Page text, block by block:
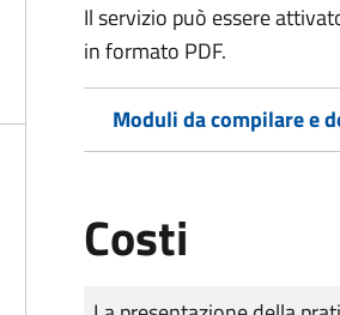
Il servizio può essere
in formato PDF.
Moduli da compilare e
Costi
Tipo di pagamento
Importo